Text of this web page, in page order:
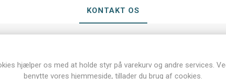
KONTAKT OS
hjælper os med at holde styr på varekurv og andre services.
benytte vores hjemmeside, tillader du brug af cookies.